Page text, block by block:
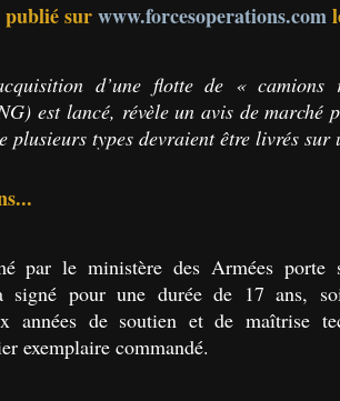
surwww.forcesoperations.com
d’une flotte de « camions
est lancé, révèle un avis de marché
plusieurs types devraient être livrés sur
par le ministère des Armées porte
signé pour une durée de 17 ans,
années de soutien et de maîtrise
exemplaire commandé.